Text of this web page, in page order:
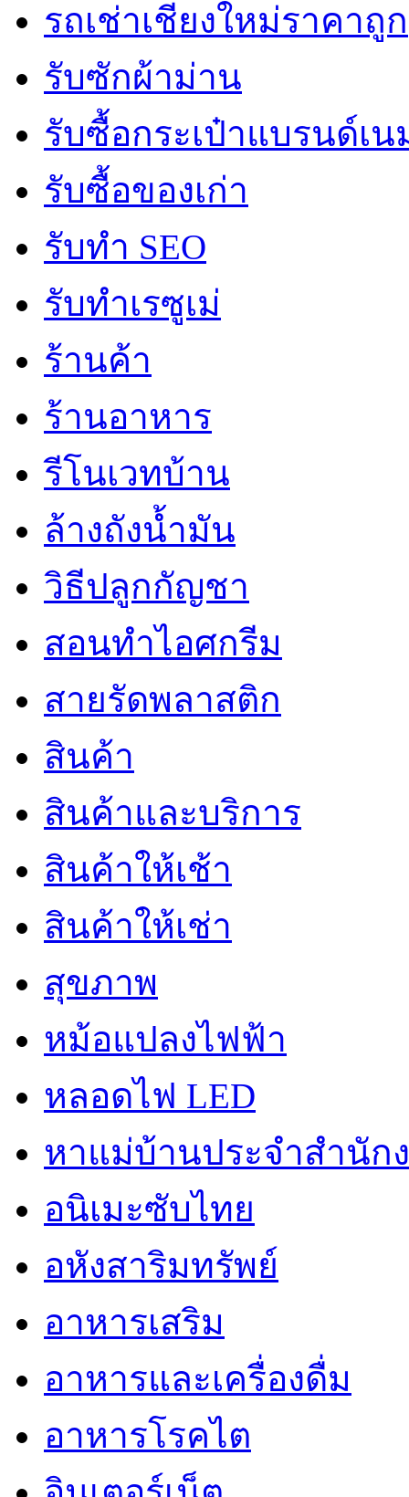
รถเช่าเชียงใหม่ราคาถูก
รับซักผ้าม่าน
รับซื้อกระเป๋าแบรนด์เน
รับซื้อของเก่า
รับทำ SEO
รับทำเรซูเม่
ร้านค้า
ร้านอาหาร
รีโนเวทบ้าน
ล้างถังน้ำมัน
วิธีปลูกกัญชา
สอนทำไอศกรีม
สายรัดพลาสติก
สินค้า
สินค้าและบริการ
สินค้าให้เช้า
สินค้าให้เช่า
สุขภาพ
หม้อแปลงไฟฟ้า
หลอดไฟ LED
หาแม่บ้านประจำสำนัก
อนิเมะซับไทย
อหังสาริมทรัพย์
อาหารเสริม
อาหารและเครื่องดื่ม
อาหารโรคไต